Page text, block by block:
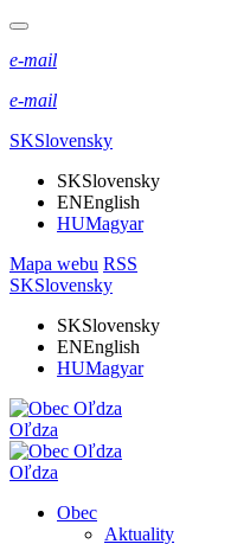
e-mail
e-mail
SKSlovensky
SKSlovensky
ENEnglish
HUMagyar
Mapa webu RSS
SKSlovensky
SKSlovensky
ENEnglish
HUMagyar
Oľdza
Oľdza
Obec
Aktuality